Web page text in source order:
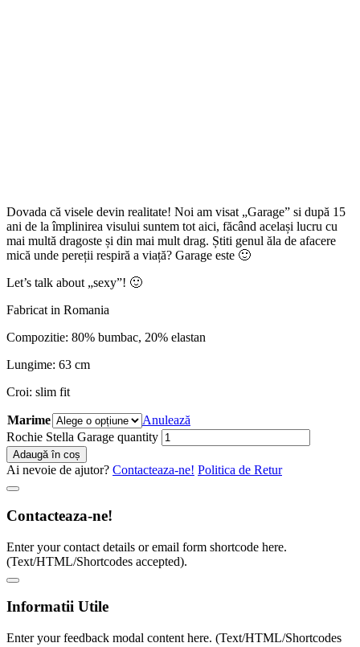
Dovada că visele devin realitate! Noi am visat „Garage” si după 15
ani de la împlinirea visului suntem tot aici, făcând același lucru cu
mai multă dragoste și din mai mult drag. Știti genul ăla de afacere
mică unde pereții respiră a viață? Garage este 🙂
Let’s talk about „sexy”! 🙂
Fabricat in Romania
Compozitie: 80% bumbac, 20% elastan
Lungime: 63 cm
Croi: slim fit
Marime
Anulează
Rochie Stella Garage quantity
Adaugă în coș
Ai nevoie de ajutor? Contacteaza-ne! Politica de Retur
Contacteaza-ne!
Enter your contact details or email form shortcode here.
(Text/HTML/Shortcodes accepted).
Informatii Utile
Enter your feedback modal content here. (Text/HTML/Shortcodes